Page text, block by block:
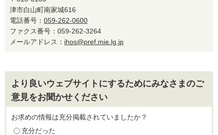
津市白山町南家城616
電話番号： 059-262-0600
ファクス番号：059-262-3264
メールアドレス： ihos@pref.mie.lg.jp
より良いウェブサイトにするためにみなさまのご
意見をお聞かせください
お求めの情報は充分掲載されていましたか？
充分だった